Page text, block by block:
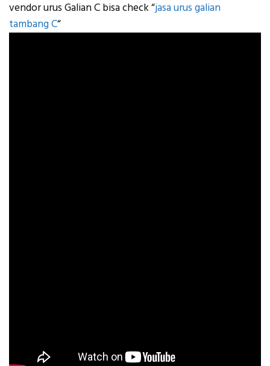
vendor urus Galian C bisa check “jasa urus galian
tambang C“